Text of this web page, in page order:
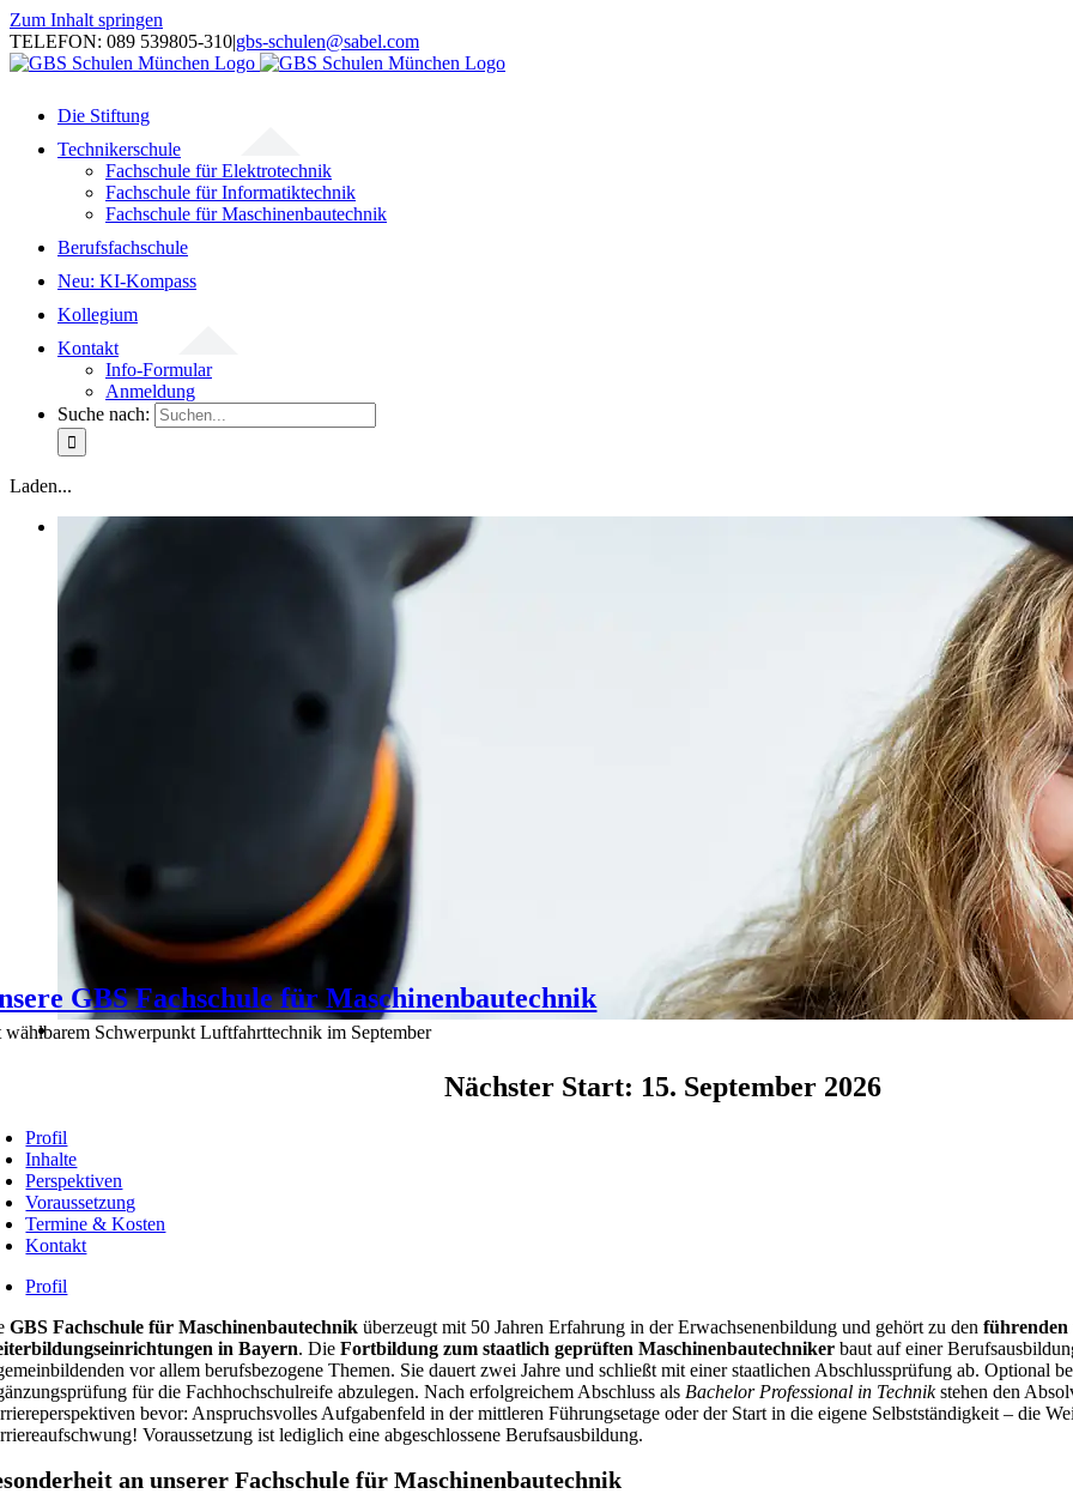
Zum Inhalt springen
TELEFON: 089 539805-310|gbs-schulen@sabel.com
Die Stiftung
Technikerschule
Fachschule für Elektrotechnik
Fachschule für Informatiktechnik
Fachschule für Maschinenbautechnik
Berufsfachschule
Neu: KI-Kompass
Kollegium
Kontakt
Info-Formular
Anmeldung
Suche nach:
Laden...
GBS Fachschule für Maschinenbautechnik
wählbarem Schwerpunkt Luftfahrttechnik im September
Nächster Start: 15. September 2026
Profil
Inhalte
Perspektiven
Voraussetzung
Termine & Kosten
Kontakt
Profil
GBS Fachschule für Maschinenbautechnik überzeugt mit 50 Jahren Erfahrung in der Erwachsenenbildung und gehört zu denführenden
in Bayern. DieFortbildung zum staatlich geprüften Maschinenbautechniker baut auf einer
vor allem berufsbezogene Themen. Sie dauert zwei Jahre und schließt mit einer staatlichen Abschlussprüfung ab. Optional
für die Fachhochschulreife abzulegen. Nach erfolgreichem Abschluss als Bachelor Professional in Technikstehen den
bevor: Anspruchsvolles Aufgabenfeld in der mittleren Führungsetage oder der Start in die eigene Selbstständigkeit – die
Voraussetzung ist lediglich eine abgeschlossene Berufsausbildung.
an unserer Fachschule für Maschinenbautechnik